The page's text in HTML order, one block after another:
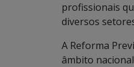
profissionais
diversos
A Reforma
âmbito